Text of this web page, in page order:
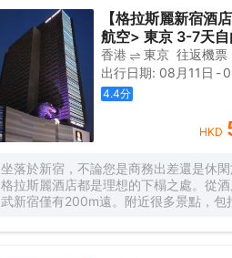
錯的選擇。酒店內的西餐廳供應特色菜餚
的需求。咖啡廳旨在為旅客和您的朋友提
場所。如果旅客想在自己的房間舒適的用
供客房服務。酒店周邊的美食也等待着您
(國際通店)（和食 ふぐ創作料理 福飯 國
（海鮮）會供應一流的推薦美味鹽烤白子
tei（和風亭(那覇メインプレイス)）（日
肉飯也頗受歡迎，がんじゅう堂（がんじ
本料理）也是家值得去的地方。
【格拉斯麗新宿酒
航空> 東京 3-7天
香港 東京 往返機票
出行日期: 08月11日 -
4.4分
HKD
坐落於新宿，不論您是商務出差還是休
格拉斯麗酒店都是理想的下榻之處。從
武新宿僅有200m遠。附近很多景點，包
秀都離酒店不遠。 酒店對客房的裝飾十